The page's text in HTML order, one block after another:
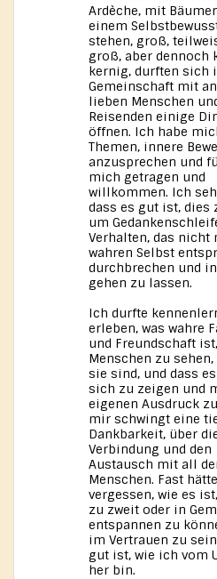
Ardèche, mit
einem
stehen, groß,
groß, aber dennoch
kernig, durften sich
Gemeinschaft mit
lieben Menschen
Reisenden einige
öffnen. Ich habe
Themen, innere
anzusprechen und
mich getragen und
willkommen. Ich
dass es gut ist, dies
um
Verhalten, das nicht
wahren Selbst
durchbrechen und
gehen zu lassen.
Ich durfte
erleben, was wahre
und Freundschaft
Menschen zu sehen,
sie sind, und dass
sich zu zeigen und
eigenen Ausdruck
mir schwingt eine
Dankbarkeit, über
Verbindung und den
Austausch mit all
Menschen. Fast
vergessen, wie es
zu zweit oder in
entspannen zu
im Vertrauen zu
gut ist, wie ich vom
her bin.